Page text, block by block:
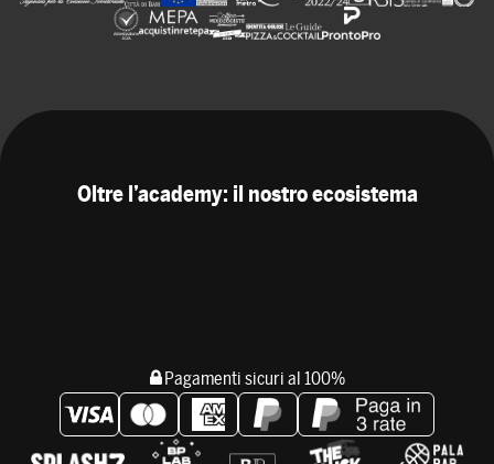
Oltre l’academy: il nostro ecosistema
Pagamenti sicuri al 100%